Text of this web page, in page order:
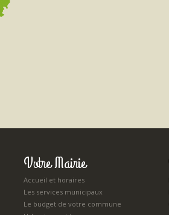
Votre Mairie
Accueil et horaires
Les services municipaux
Le budget de votre commune